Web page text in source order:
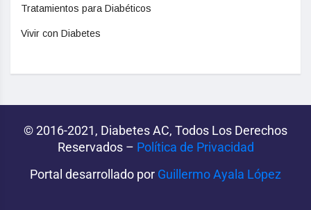
Tratamientos para Diabéticos
Vivir con Diabetes
© 2016-2021, Diabetes AC, Todos Los Derechos
Reservados – Política de Privacidad‌­
Portal desarrollado por Guillermo Ayala López